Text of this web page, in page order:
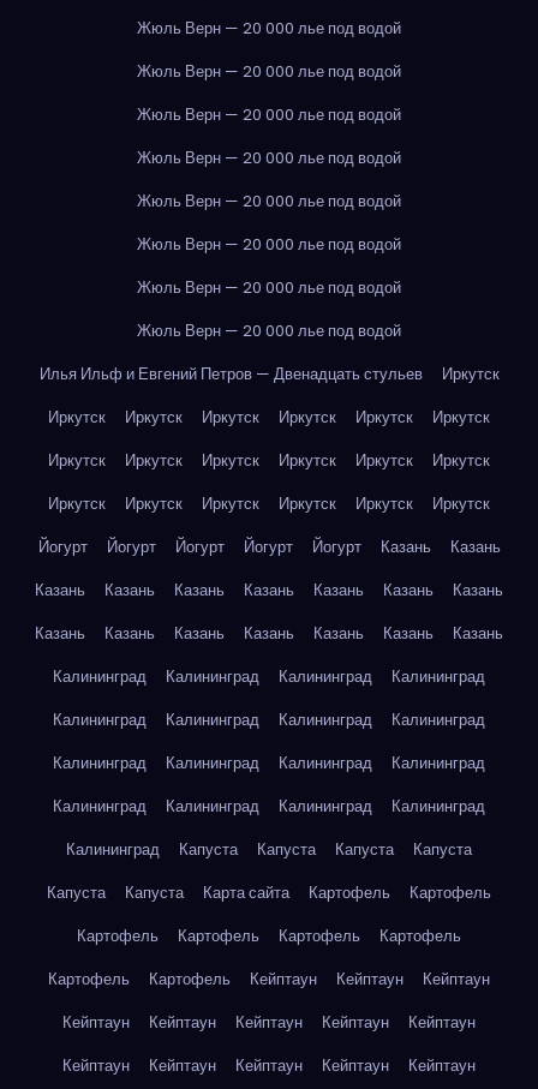
Жюль Верн — 20 000 лье под водой
Жюль Верн — 20 000 лье под водой
Жюль Верн — 20 000 лье под водой
Жюль Верн — 20 000 лье под водой
Жюль Верн — 20 000 лье под водой
Жюль Верн — 20 000 лье под водой
Жюль Верн — 20 000 лье под водой
Жюль Верн — 20 000 лье под водой
Илья Ильф и Евгений Петров — Двенадцать стульев
Иркутск
Иркутск
Иркутск Иркутск Иркутск Иркутск
Иркутск
Иркутск
Иркутск Иркутск Иркутск Иркутск
Иркутск
Иркутск
Иркутск Иркутск Иркутск Иркутск
Иркутск
Йогурт
Йогурт Йогурт Йогурт Йогурт Казань
Казань
Казань
Казань Казань Казань Казань Казань
Казань
Казань
Казань Казань Казань Казань Казань
Казань
Калининград
Калининград Калининград
Калининград
Калининград
Калининград Калининград
Калининград
Калининград
Калининград Калининград
Калининград
Калининград
Калининград Калининград
Калининград
Калининград
Капуста Капуста Капуста
Капуста
Капуста
Капуста Карта сайта Картофель
Картофель
Картофель
Картофель Картофель
Картофель
Картофель
Картофель Кейптаун Кейптаун
Кейптаун
Кейптаун
Кейптаун Кейптаун Кейптаун
Кейптаун
Кейптаун
Кейптаун Кейптаун Кейптаун
Кейптаун